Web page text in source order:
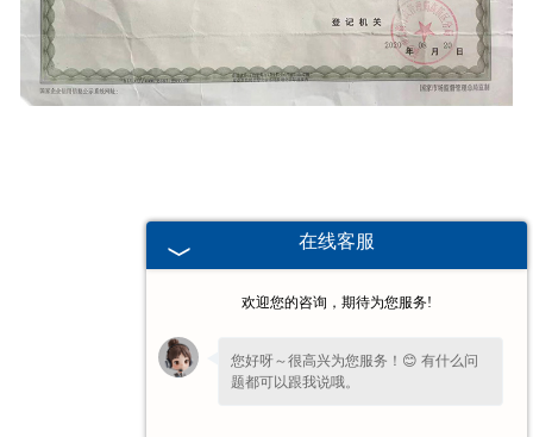
人才招聘
联系我们
在线客服
欢迎您的咨询，期待为您服务!
您好呀～很高兴为您服务！😊 有什么问
题都可以跟我说哦。